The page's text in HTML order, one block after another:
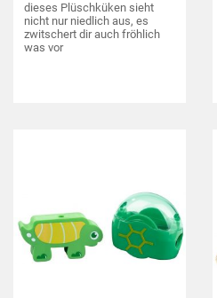
dieses Plüschküken sieht
nicht nur niedlich aus, es
zwitschert dir auch fröhlich
was vor